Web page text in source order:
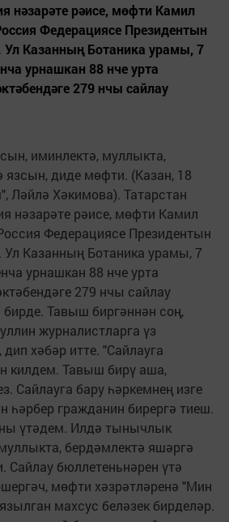
нәзарәте рәисе, мөфти Камил
Федерациясе Президентын
Казанның Ботаника урамы, 7
урнашкан 88 нче урта
279 нчы сайлау
иминлектә, муллыкта,
язсын, диде мөфти. (Казан, 18
Ләйлә Хәкимова). Татарстан
нәзарәте рәисе, мөфти Камил
Федерациясе Президентын
Казанның Ботаника урамы, 7
урнашкан 88 нче урта
279 нчы сайлау
Тавыш биргәннән соң,
журналистларга үз
хәбәр итте. "Сайлауга
килдем. Тавыш бирү аша,
Сайлауга бару һәркемнең изге
гражданин бирергә тиеш.
үтәдем. Илдә тынычлык
бердәмлектә яшәргә
Сайлау бюллетеньнәрен үтә
мөфти хәзрәтләренә "Мин
махсус беләзек бирделәр.